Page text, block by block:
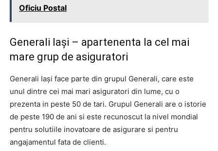
Oficiu Postal
Generali Iași – apartenenta la cel mai
mare grup de asiguratori
Generali Iași face parte din grupul Generali, care este
unul dintre cei mai mari asiguratori din lume, cu o
prezenta in peste 50 de tari. Grupul Generali are o istorie
de peste 190 de ani si este recunoscut la nivel mondial
pentru solutiile inovatoare de asigurare si pentru
angajamentul fata de clienti.